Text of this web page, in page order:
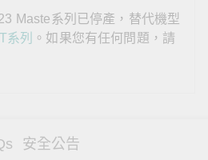
Maste系列已停產，替代機型
系列
。如果您有任何問題，請
安全公告